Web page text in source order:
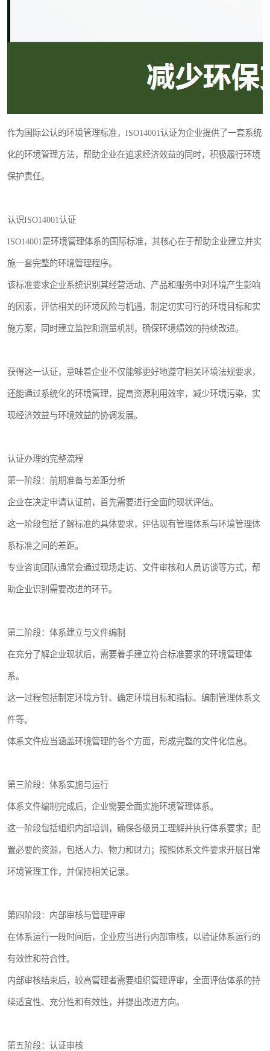
作为国际公认的环境管理标准，ISO14001认证为企业提供了一套系统
化的环境管理方法，帮助企业在追求经济效益的同时，积极履行环境
保护责任。
认识ISO14001认证
ISO14001是环境管理体系的国际标准，其核心在于帮助企业建立并实
施一套完整的环境管理程序。
该标准要求企业系统识别其经营活动、产品和服务中对环境产生影响
的因素，评估相关的环境风险与机遇，制定切实可行的环境目标和实
施方案，同时建立监控和测量机制，确保环境绩效的持续改进。
获得这一认证，意味着企业不仅能够更好地遵守相关环境法规要求，
还能通过系统化的环境管理，提高资源利用效率，减少环境污染，实
现经济效益与环境效益的协调发展。
认证办理的完整流程
第一阶段：前期准备与差距分析
企业在决定申请认证前，首先需要进行全面的现状评估。
这一阶段包括了解标准的具体要求，评估现有管理体系与环境管理体
系标准之间的差距。
专业咨询团队通常会通过现场走访、文件审核和人员访谈等方式，帮
助企业识别需要改进的环节。
第二阶段：体系建立与文件编制
在充分了解企业现状后，需要着手建立符合标准要求的环境管理体
系。
这一过程包括制定环境方针、确定环境目标和指标、编制管理体系文
件等。
体系文件应当涵盖环境管理的各个方面，形成完整的文件化信息。
第三阶段：体系实施与运行
体系文件编制完成后，企业需要全面实施环境管理体系。
这一阶段包括组织内部培训，确保各级员工理解并执行体系要求；配
置必要的资源，包括人力、物力和财力；按照体系文件要求开展日常
环境管理工作，并保持相关记录。
第四阶段：内部审核与管理评审
在体系运行一段时间后，企业应当进行内部审核，以验证体系运行的
有效性和符合性。
内部审核结束后，较高管理者需要组织管理评审，全面评估体系的持
续适宜性、充分性和有效性，并提出改进方向。
第五阶段：认证审核